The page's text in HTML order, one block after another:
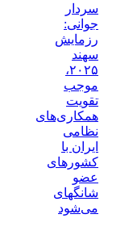
سردار
جوانی:
رزمایش
سهند
۲۰۲۵،
موجب
تقویت
همکاری‌های
نظامی
ایران با
کشور‌های
عضو
شانگهای
می‌شود